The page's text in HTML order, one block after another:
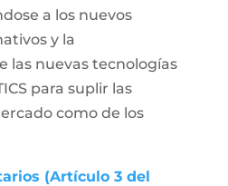
a los nuevos
y la
las nuevas tecnologías
para suplir las
como de los
(Artículo 3 del